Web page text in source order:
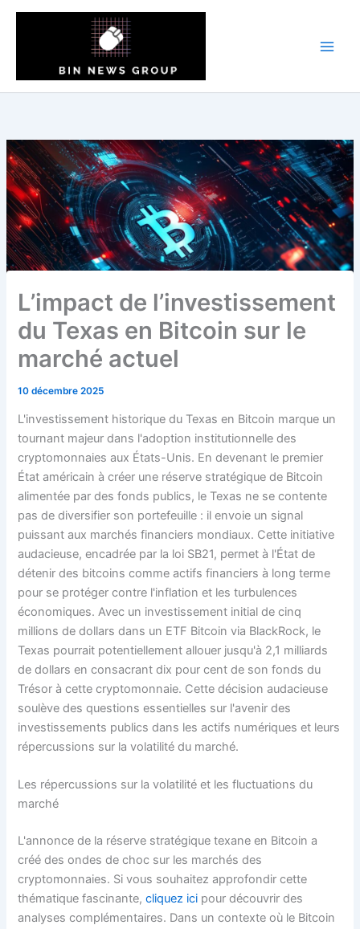
Aller
L’impact de l’investissement
du Texas en Bitcoin sur le
marché actuel
10 décembre 2025
L'investissement historique du Texas en Bitcoin marque un
tournant majeur dans l'adoption institutionnelle des
cryptomonnaies aux États-Unis. En devenant le premier
État américain à créer une réserve stratégique de Bitcoin
alimentée par des fonds publics, le Texas ne se contente
pas de diversifier son portefeuille : il envoie un signal
puissant aux marchés financiers mondiaux. Cette initiative
audacieuse, encadrée par la loi SB21, permet à l'État de
détenir des bitcoins comme actifs financiers à long terme
pour se protéger contre l'inflation et les turbulences
économiques. Avec un investissement initial de cinq
millions de dollars dans un ETF Bitcoin via BlackRock, le
Texas pourrait potentiellement allouer jusqu'à 2,1 milliards
de dollars en consacrant dix pour cent de son fonds du
Trésor à cette cryptomonnaie. Cette décision audacieuse
soulève des questions essentielles sur l'avenir des
investissements publics dans les actifs numériques et leurs
répercussions sur la volatilité du marché.
Les répercussions sur la volatilité et les fluctuations du
marché
L'annonce de la réserve stratégique texane en Bitcoin a
créé des ondes de choc sur les marchés des
cryptomonnaies. Si vous souhaitez approfondir cette
thématique fascinante,cliquez ici pour découvrir des
analyses complémentaires. Dans un contexte où le Bitcoin